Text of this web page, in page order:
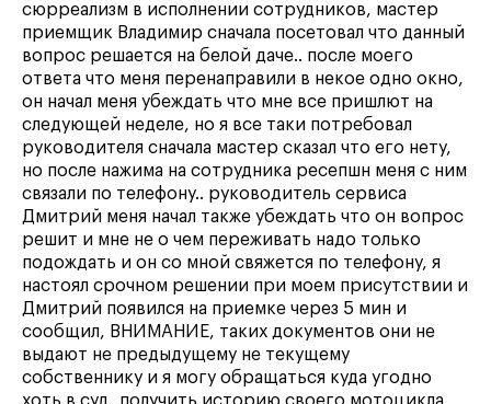
сюрреализм в исполнении сотрудников, мастер
приемщик Владимир сначала посетовал что данный
вопрос решается на белой даче.. после моего
ответа что меня перенаправили в некое одно окно,
он начал меня убеждать что мне все пришлют на
следующей неделе, но я все таки потребовал
руководителя сначала мастер сказал что его нету,
но после нажима на сотрудника ресепшн меня с ним
связали по телефону.. руководитель сервиса
Дмитрий меня начал также убеждать что он вопрос
решит и мне не о чем переживать надо только
подождать и он со мной свяжется по телефону, я
настоял срочном решении при моем присутствии и
Дмитрий появился на приемке через 5 мин и
сообщил, ВНИМАНИЕ, таких документов они не
выдают не предыдущему не текущему
собственнику и я могу обращаться куда угодно